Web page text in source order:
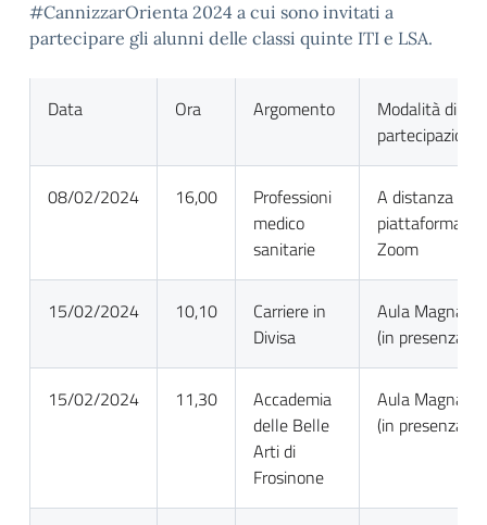
#CannizzarOrienta 2024 a cui sono invitati a
partecipare gli alunni delle classi quinte ITI e LSA.
Data Ora Argomento
Modalità di
partecipazione
08/02/2024 16,00
Professioni
medico
sanitarie
A distanza su
piattaforma
Zoom
15/02/2024 10,10
Carriere in
Divisa
Aula Magna
(in presenza)
15/02/2024 11,30
Accademia
delle Belle
Arti di
Frosinone
Aula Magna
(in presenza)